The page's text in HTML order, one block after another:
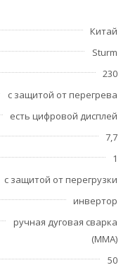
Китай
Sturm
230
с защитой от перегрева
есть цифровой дисплей
7,7
1
с защитой от перегрузки
инвертор
ручная дуговая сварка
(MMA)
50